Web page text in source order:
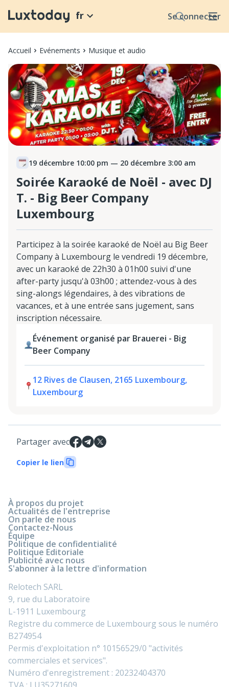
Se connecter
fr
Accueil Evénements Musique et audio
19 décembre 10:00 pm — 20 décembre 3:00 am
Soirée Karaoké de Noël - avec DJ
T. - Big Beer Company
Luxembourg
Participez à la soirée karaoké de Noël au Big Beer
Company à Luxembourg le vendredi 19 décembre,
avec un karaoké de 22h30 à 01h00 suivi d'une
after-party jusqu'à 03h00 ; attendez-vous à des
sing-alongs légendaires, à des vibrations de
vacances, et à une entrée sans jugement, sans
inscription nécessaire.
Événement organisé par Brauerei - Big
Beer Company
12 Rives de Clausen, 2165 Luxembourg,
Luxembourg
Partager avec
Copier le lien
À propos du projet
Actualités de l'entreprise
On parle de nous
Contactez-Nous
Équipe
Politique de confidentialité
Politique Editoriale
Publicité avec nous
S'abonner à la lettre d'information
Relotech SARL
9, rue du Laboratoire
L-1911 Luxembourg
Registre du commerce de Luxembourg sous le numéro
B274954
Permis d'exploitation n° 10156529/0 "activités
commerciales et services".
Numéro d'enregistrement : 20232404370